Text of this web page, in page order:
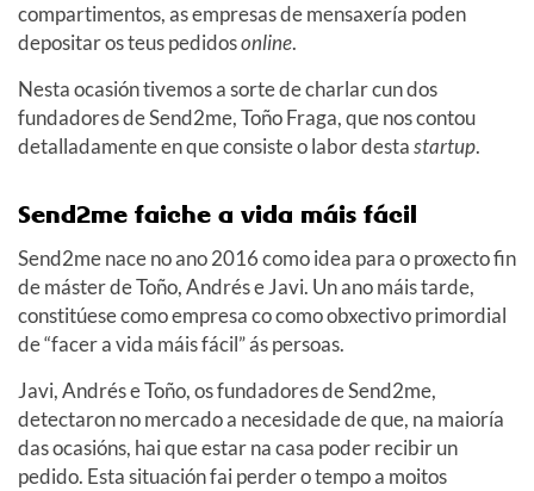
compartimentos, as empresas de mensaxería poden
depositar os teus pedidosonline.
Nesta ocasión tivemos a sorte de charlar cun dos
fundadores de Send2me, Toño Fraga, que nos contou
detalladamente en que consiste o labor destastartup.
Send2me faiche a vida máis fácil
Send2me nace no ano 2016 como idea para o proxecto fin
de máster de Toño, Andrés e Javi. Un ano máis tarde,
constitúese como empresa co como obxectivo primordial
de “facer a vida máis fácil” ás persoas.
Javi, Andrés e Toño, os fundadores de Send2me,
detectaron no mercado a necesidade de que, na maioría
das ocasións, hai que estar na casa poder recibir un
pedido. Esta situación fai perder o tempo a moitos